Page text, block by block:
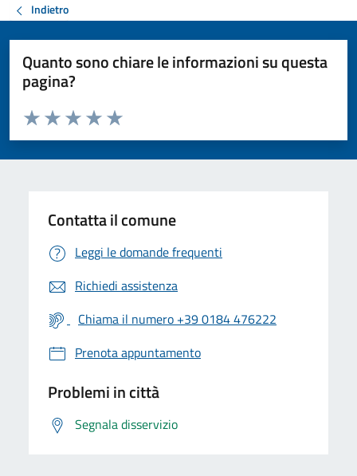
Indietro
Quanto sono chiare le informazioni su questa
pagina?
Valuta da 1 a 5 stelle la pagina
Valuta 5 stelle su 5
Valuta 4 stelle su 5
Valuta 3 stelle su 5
Valuta 2 stelle su 5
Valuta 1 stelle su 5
Contatta il comune
Leggi le domande frequenti
Richiedi assistenza
Chiama il numero +39 0184 476222
Prenota appuntamento
Problemi in città
Segnala disservizio